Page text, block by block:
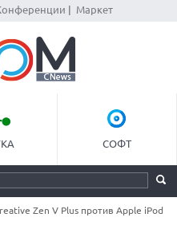
Маркет
СОФТ
Zen V Plus против Apple iPod